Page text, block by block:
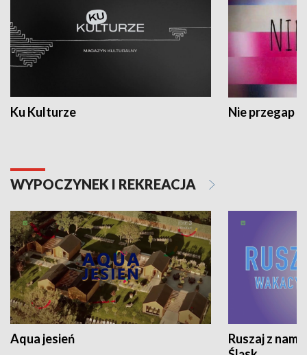
Ku Kulturze Nie przegap
WYPOCZYNEK I REKREACJA
Aqua jesień
Ruszaj z